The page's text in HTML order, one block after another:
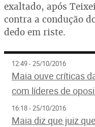
exaltado, após
contra a condução
dedo em riste.
12:49 - 25/10/2016
Maia ouve críticas
com líderes de
16:18 - 25/10/2016
Maia diz que juiz